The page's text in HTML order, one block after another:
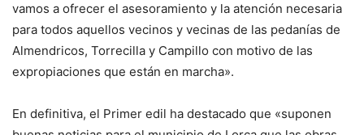
vamos a ofrecer el asesoramiento y la atención necesaria
para todos aquellos vecinos y vecinas de las pedanías de
Almendricos, Torrecilla y Campillo con motivo de las
expropiaciones que están en marcha».
En definitiva, el Primer edil ha destacado que «suponen